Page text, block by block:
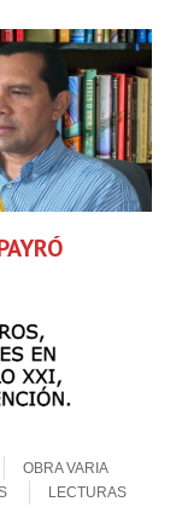
OBRA VARIA
LECTURAS